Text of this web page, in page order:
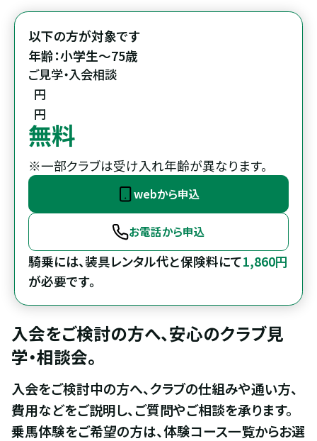
以下の方が対象です
年齢：小学生～75歳
ご見学・入会相談
円
円
無料
※一部クラブは受け入れ年齢が異なります。
webから申込
お電話から申込
騎乗には、装具レンタル代と保険料にて1,860円
が必要です。
入会をご検討の方へ、安心のクラブ見
学・相談会。
入会をご検討中の方へ、クラブの仕組みや通い方、
費用などをご説明し、ご質問やご相談を承ります。
乗馬体験をご希望の方は、体験コース一覧からお選